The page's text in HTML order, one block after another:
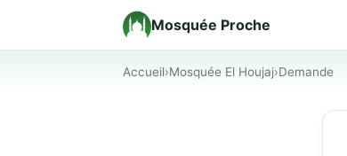
Mosquée Proche
Accueil›Mosquée El Houjaj›Demande